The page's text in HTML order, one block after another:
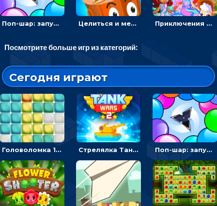
Поп-шар: запускать колючку, чтобы лопать воздушные шарики Целиться и метать топор в 3D мишени Приключения Клуба Винкс: менять дорожки, чтобы собирать кристаллы
Посмотрите больше игр из категорий:
Сегодня играют
Головоломка 10х10 Стрелялка Танковые войны: бить по танку врага, чтобы уничтожить зло Поп-шар: запускать колючку, чтобы лопать воздушные шарики